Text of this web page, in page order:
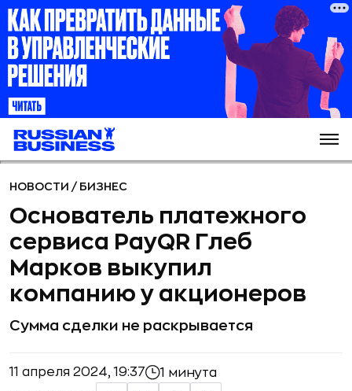
НОВОСТИ / БИЗНЕС
Основатель платежного
сервиса PayQR Глеб
Марков выкупил
компанию у акционеров
Сумма сделки не раскрывается
11 апреля 2024, 19:37 1 минута